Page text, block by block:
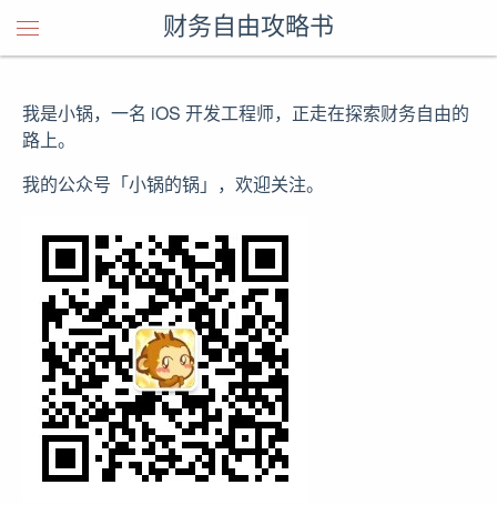
财务自由攻略书
我是小锅，一名 iOS 开发工程师，正走在探索财务自由的
路上。
我的公众号「小锅的锅」，欢迎关注。